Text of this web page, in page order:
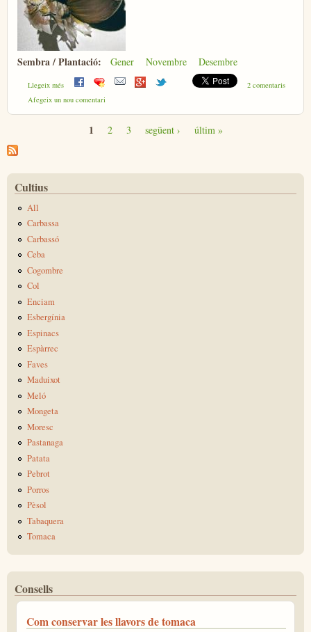
Sembra / Plantació: Gener Novembre Desembre
Llegeix més
sobre All
2 comentaris
Afegeix un nou comentari
Pàgines
1 2 3 següent › últim »
Cultius
All
Carbassa
Carbassó
Ceba
Cogombre
Col
Enciam
Esbergínia
Espinacs
Espàrrec
Faves
Maduixot
Meló
Mongeta
Moresc
Pastanaga
Patata
Pebrot
Porros
Pèsol
Tabaquera
Tomaca
Consells
Com conservar les llavors de tomaca